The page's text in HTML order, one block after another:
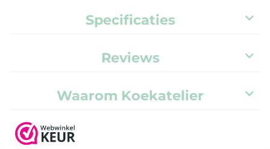
Specificaties
Reviews
Waarom Koekatelier